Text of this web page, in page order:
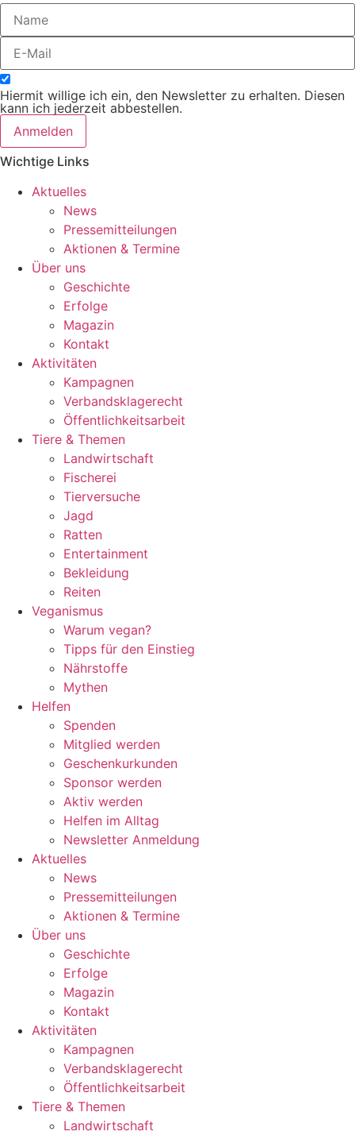
Hiermit willige ich ein, den Newsletter zu erhalten. Diesen
kann ich jederzeit abbestellen.
Anmelden
Wichtige Links
Aktuelles
News
Pressemitteilungen
Aktionen & Termine
Über uns
Geschichte
Erfolge
Magazin
Kontakt
Aktivitäten
Kampagnen
Verbandsklagerecht
Öffentlichkeitsarbeit
Tiere & Themen
Landwirtschaft
Fischerei
Tierversuche
Jagd
Ratten
Entertainment
Bekleidung
Reiten
Veganismus
Warum vegan?
Tipps für den Einstieg
Nährstoffe
Mythen
Helfen
Spenden
Mitglied werden
Geschenkurkunden
Sponsor werden
Aktiv werden
Helfen im Alltag
Newsletter Anmeldung
Aktuelles
News
Pressemitteilungen
Aktionen & Termine
Über uns
Geschichte
Erfolge
Magazin
Kontakt
Aktivitäten
Kampagnen
Verbandsklagerecht
Öffentlichkeitsarbeit
Tiere & Themen
Landwirtschaft